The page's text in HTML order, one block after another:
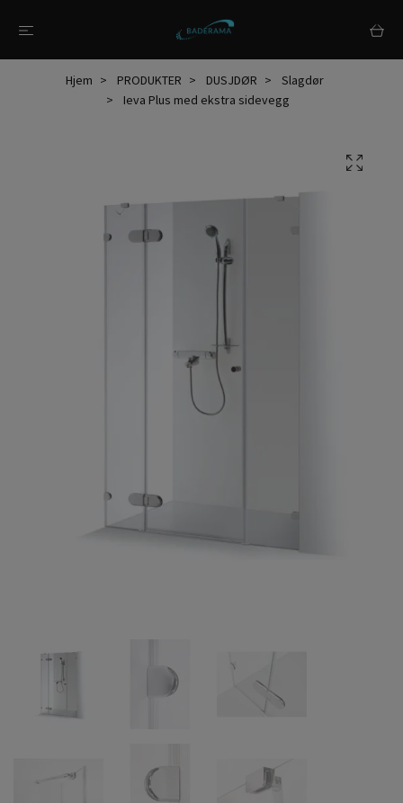
Hjem PRODUKTER DUSJDØR
Slagdør
Ieva Plus med ekstra sidevegg